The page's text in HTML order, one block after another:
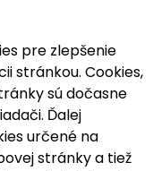
pre zlepšenie
stránkou. Cookies,
sú dočasne
Ďalej
určené na
stránky a tiež